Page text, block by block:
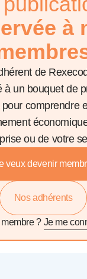
à
de
à un bouquet de
comprendre
ou de votre
veux devenir
Nos adhérents
? Je me